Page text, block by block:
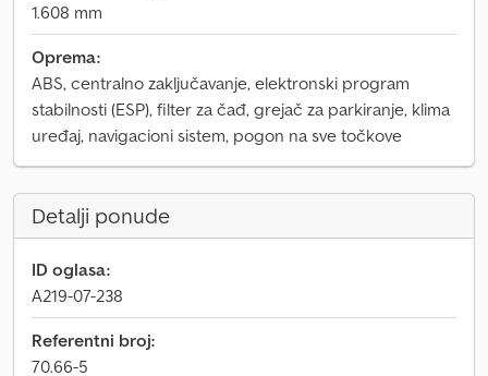
1.608 mm
Oprema:
ABS, centralno zaključavanje, elektronski program
stabilnosti (ESP), filter za čađ, grejač za parkiranje, klima
uređaj, navigacioni sistem, pogon na sve točkove
Detalji ponude
ID oglasa:
A219-07-238
Referentni broj:
70.66-5